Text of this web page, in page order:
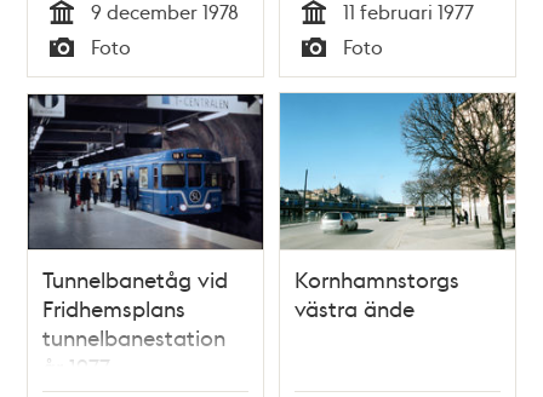
Tid
9 december 1978
Typ
Foto Tid
11 februari 1977
Typ
Foto
Tunnelbanetåg vid
Fridhemsplans
tunnelbanestation
år 1977
Kornhamnstorgs
västra ände